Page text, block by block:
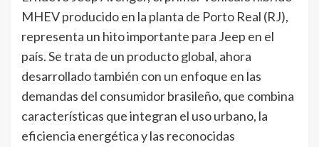
MHEV producido en la planta de Porto Real (RJ),
representa un hito importante para Jeep en el
país. Se trata de un producto global, ahora
desarrollado también con un enfoque en las
demandas del consumidor brasileño, que combina
características que integran el uso urbano, la
eficiencia energética y las reconocidas